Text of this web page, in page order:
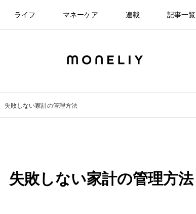
ライフ マネーケア 連載 記事一覧
敗しない家計の管理方法
敗しない家計の管理方法